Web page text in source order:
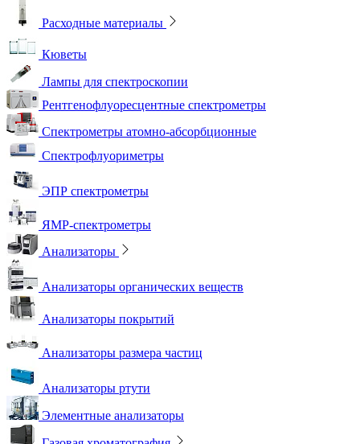
Расходные материалы
Кюветы
Лампы для спектроскопии
Рентгенофлуоресцентные спектрометры
Спектрометры атомно-абсорбционные
Спектрофлуориметры
ЭПР спектрометры
ЯМР-спектрометры
Анализаторы
Анализаторы органических веществ
Анализаторы покрытий
Анализаторы размера частиц
Анализаторы ртути
Элементные анализаторы